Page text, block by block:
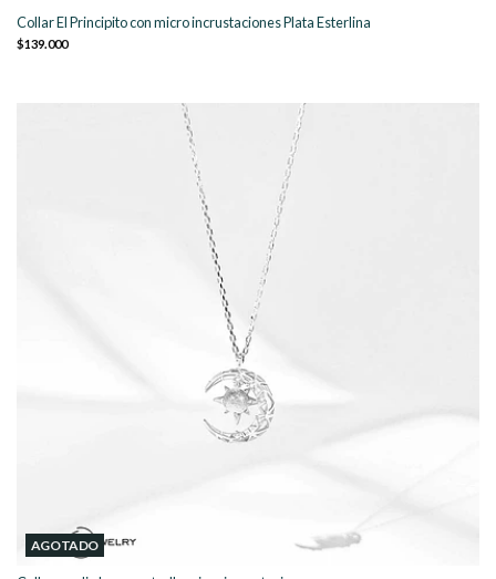
Collar El Principito con micro incrustaciones Plata Esterlina
$139.000
AGOTADO